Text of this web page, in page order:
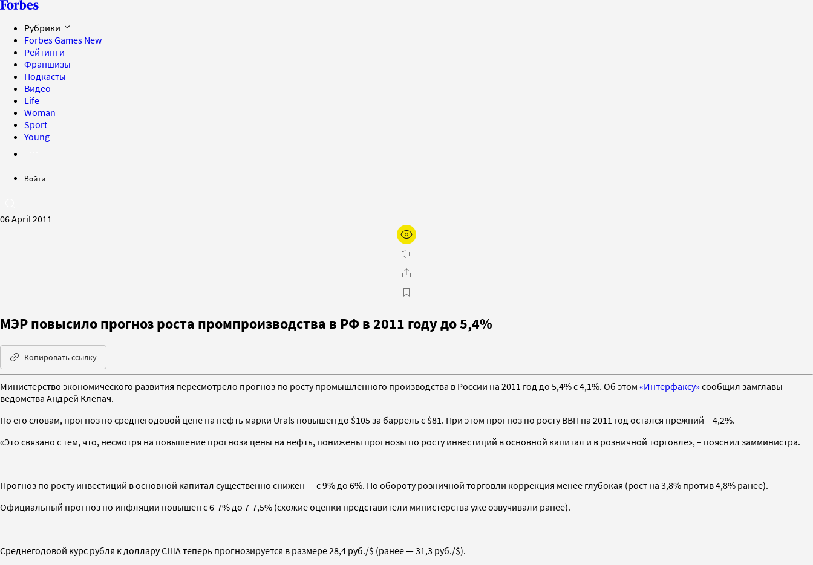
Рубрики
Forbes Games New
Рейтинги
Франшизы
Подкасты
Видео
Life
Woman
Sport
Young
Войти
06 April 2011
МЭР повысило прогноз роста промпроизводства в РФ в 2011 году до 5,4%
Копировать ссылку
Министерство экономического развития пересмотрело прогноз по росту промышленного производства в России на 2011 год до 5,4% с 4,1%. Об этом «Интерфаксу» сообщил замглавы
ведомства Андрей Клепач.
По его словам, прогноз по среднегодовой цене на нефть марки Urals повышен до $105 за баррель с $81. При этом прогноз по росту ВВП на 2011 год остался прежний – 4,2%.
«Это связано с тем, что, несмотря на повышение прогноза цены на нефть, понижены прогнозы по росту инвестиций в основной капитал и в розничной торговле», – пояснил замминистра.
Прогноз по росту инвестиций в основной капитал существенно снижен — с 9% до 6%. По обороту розничной торговли коррекция менее глубокая (рост на 3,8% против 4,8% ранее).
Официальный прогноз по инфляции повышен с 6-7% до 7-7,5% (схожие оценки представители министерства уже озвучивали ранее).
Среднегодовой курс рубля к доллару США теперь прогнозируется в размере 28,4 руб./$ (ранее — 31,3 руб./$).